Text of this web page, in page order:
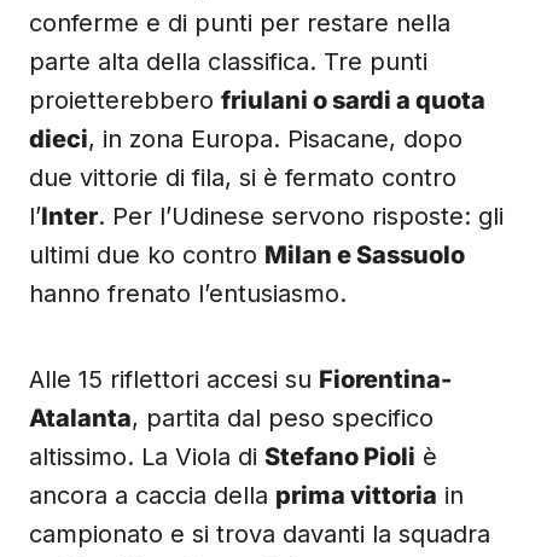
conferme e di punti per restare nella
parte alta della classifica. Tre punti
proietterebbero friulani o sardi a quota
dieci, in zona Europa. Pisacane, dopo
due vittorie di fila, si è fermato contro
l’Inter. Per l’Udinese servono risposte: gli
ultimi due ko contro Milan e Sassuolo
hanno frenato l’entusiasmo.
Alle 15 riflettori accesi su Fiorentina-
Atalanta, partita dal peso specifico
altissimo. La Viola di Stefano Pioli è
ancora a caccia della prima vittoria in
campionato e si trova davanti la squadra